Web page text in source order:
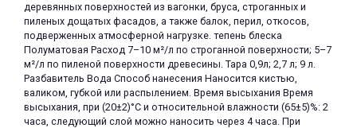
деревянных поверхностей из вагонки, бруса, строганных и
пиленых дощатых фасадов, а также балок, перил, откосов,
подверженных атмосферной нагрузке. тепень блеска
Полуматовая Расход 7–10 м²/л по строганной поверхности; 5–7
м²/л по пиленой поверхности древесины. Тара 0,9л; 2,7 л; 9 л.
Разбавитель Вода Способ нанесения Наносится кистью,
валиком, губкой или распылением. Время высыхания Время
высыхания, при (20±2)°C и относительной влажности (65±5)%: 2
часа, следующий слой можно наносить через 4 часа. При